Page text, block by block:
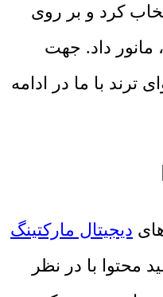
کرد و بر روی
مانور داد. جهت
ترند با ما در ادامه
دیجیتال مارکتینگ
محتوا با در نظر